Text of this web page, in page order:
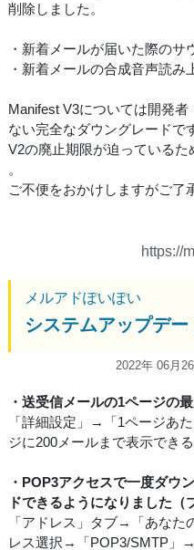
削除しました。
・新着メールが届いた際のサ
・新着メールの合成音声読み
Manifest V3については開発
ない完全なダウングレードで
V2の廃止期限が迫っている
。
ご不便をおかけしますがご了
https://
メルアドぽいぽい
システムアップデ
2022年 06月26
・送受信メールの1ページの
「詳細設定」→「1ページあ
ジに200メールまで表示でき
・POP3アクセスで一度ダウ
ドできるようになりました（
「アドレス」タブ→「あな
レス選択→「POP3/SMTP」